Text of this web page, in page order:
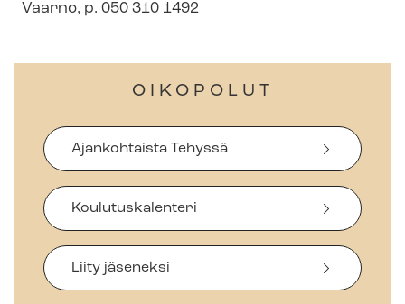
Vaarno, p. 050 310 1492
OIKOPOLUT
Ajankohtaista Tehyssä
Koulutuskalenteri
Liity jäseneksi